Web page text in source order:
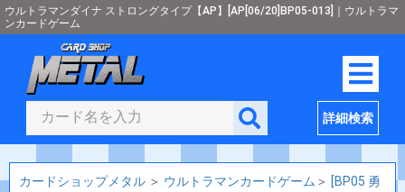
ウルトラマンダイナ ストロングタイプ【AP】[AP[06/20]BP05-013]｜ウルトラマ
ンカードゲーム
詳細検索
カードショップメタル ＞ ウルトラマンカードゲーム ＞ [BP05 勇